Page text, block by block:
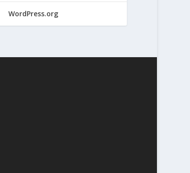
WordPress.org